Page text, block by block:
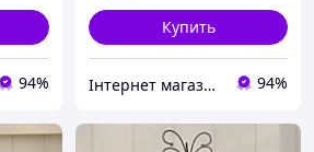
94%
Купить
Інтернет магазин Mobizoo 94%